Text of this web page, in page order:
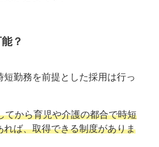
？
短勤務を前提とした採用は行っ
てから育児や介護の都合で時短
れば、取得できる制度がありま